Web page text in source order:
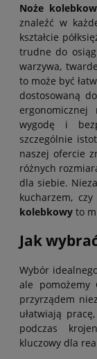
Noże
znaleźć w
kształcie
trudne do
warzywa,
to może być
dostosowaną
ergonomicznej
wygodę i
szczególnie
naszej ofercie
różnych
dla siebie.
kucharzem,
kolebkowy to
Jak
Wybór
ale pomożemy
przyrządem
ułatwiają
podczas
kluczowy dla